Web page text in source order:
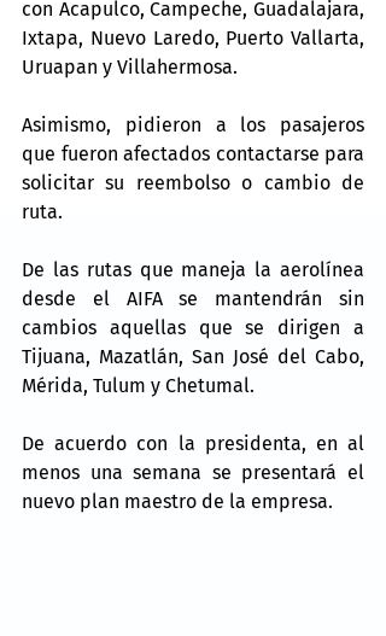
con Acapulco, Campeche, Guadalajara,
Ixtapa, Nuevo Laredo, Puerto Vallarta,
Uruapan y Villahermosa.
Asimismo, pidieron a los pasajeros
que fueron afectados contactarse para
solicitar su reembolso o cambio de
ruta.
De las rutas que maneja la aerolínea
desde el AIFA se mantendrán sin
cambios aquellas que se dirigen a
Tijuana, Mazatlán, San José del Cabo,
Mérida, Tulum y Chetumal.
De acuerdo con la presidenta, en al
menos una semana se presentará el
nuevo plan maestro de la empresa.